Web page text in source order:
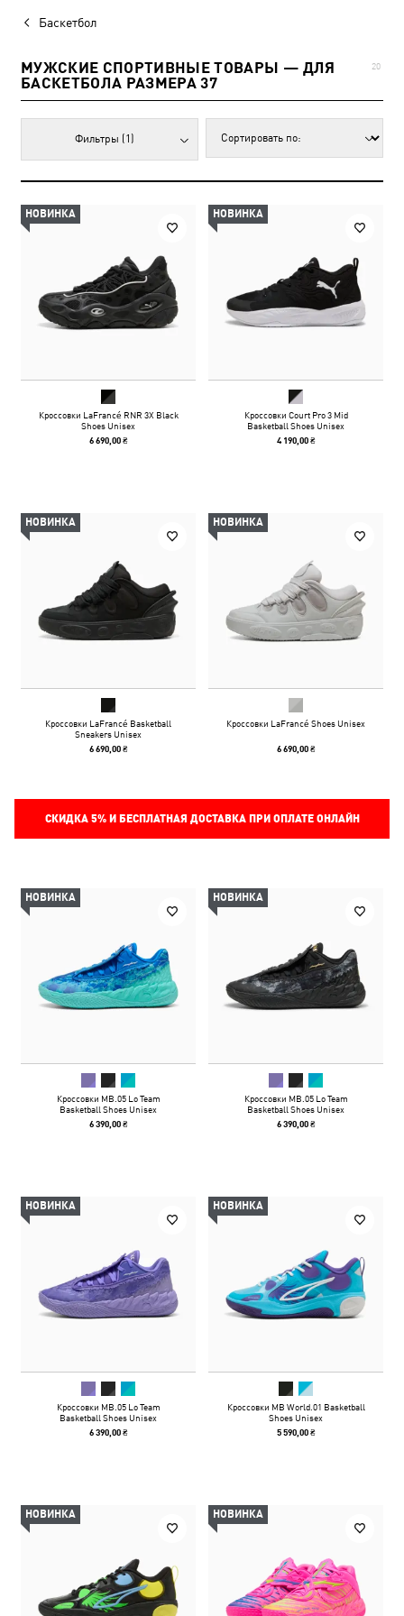
Баскетбол
МУЖСКИЕ СПОРТИВНЫЕ ТОВАРЫ — ДЛЯ
БАСКЕТБОЛА РАЗМЕРА 37
20
Фильтры (1)
НОВИНКА
Кроссовки LaFrancé RNR 3X Black
Shoes Unisex
6 690,00 ₴
НОВИНКА
Кроссовки Court Pro 3 Mid
Basketball Shoes Unisex
4 190,00 ₴
НОВИНКА
Кроссовки LaFrancé Basketball
Sneakers Unisex
6 690,00 ₴
НОВИНКА
Кроссовки LaFrancé Shoes Unisex
6 690,00 ₴
СКИДКА 5%И БЕСПЛАТНАЯ ДОСТАВКА ПРИ ОПЛАТЕ ОНЛАЙН
НОВИНКА
Кроссовки MB.05 Lo Team
Basketball Shoes Unisex
6 390,00 ₴
НОВИНКА
Кроссовки MB.05 Lo Team
Basketball Shoes Unisex
6 390,00 ₴
НОВИНКА
Кроссовки MB.05 Lo Team
Basketball Shoes Unisex
6 390,00 ₴
НОВИНКА
Кроссовки MB World.01 Basketball
Shoes Unisex
5 590,00 ₴
НОВИНКА НОВИНКА